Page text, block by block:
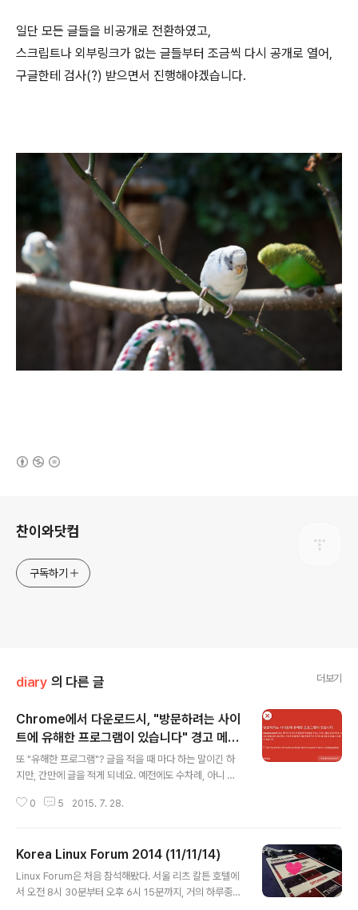
일단 모든 글들을 비공개로 전환하였고,
스크립트나 외부링크가 없는 글들부터 조금씩 다시 공개로 열어,
구글한테 검사(?) 받으면서 진행해야겠습니다.
찬이와닷컴
구독하기
diary 의 다른 글 더보기
Chrome에서 다운로드시, "방문하려는 사이
트에 유해한 프로그램이 있습니다" 경고 메시
지
또 "유해한 프로그램"? 글을 적을 때 마다 하는 말이긴 하
지만, 간만에 글을 적게 되네요. 예전에도 수차례, 아니 그
가 배포해드리는 프로그램에 대해 '해킹', '트로이목마', '백
제가 사용자 입장이라도 '움찔'할 것 같습니다. 그렇기에 의
문을 제기하시는 분들 심정은 이해 합니다. 다만, 백신(혹은
검사) 프로그램들이 점점 지능화되는 악성프로그램을 막고
0 5 2015. 7. 28.
Korea Linux Forum 2014 (11/11/14)
Linux Forum은 처음 참석해봤다. 서울 리츠 칼튼 호텔에
서 오전 8시 30분부터 오후 6시 15분까지, 거의 하루종일